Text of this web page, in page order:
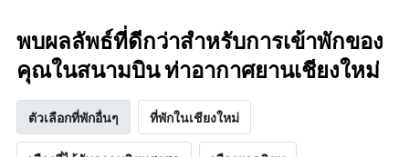
พบผลลัพธ์ที่ดีกว่าสำหรับการเข้าพักของ
คุณในสนามบิน ท่าอากาศยานเชียงใหม่
ตัวเลือกที่พักอื่นๆ ที่พักในเชียงใหม่